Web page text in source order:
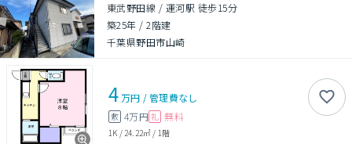
東武野田線 / 運河駅 徒歩15分
築25年 /2階建
千葉県野田市山崎
4万円 /管理費なし
敷 4万円 礼 無料
1K / 24.22㎡ / 1階